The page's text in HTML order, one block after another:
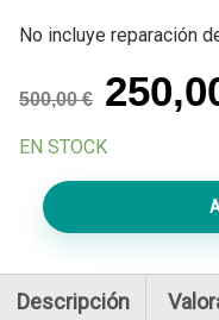
No incluye reparación
500,00€
El
precio
era:
EN STOCK
Curso
Reparación
Nivel
Componentes
Descripción